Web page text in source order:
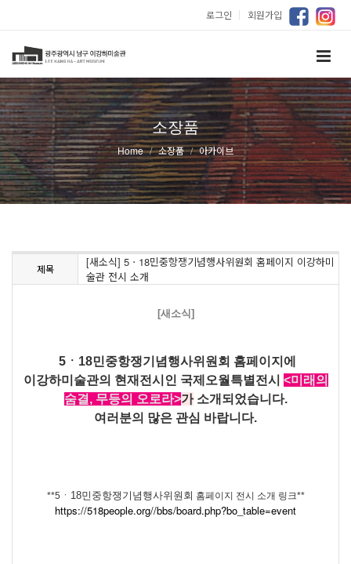
로그인 ｜ 회원가입
소장품
Home 소장품 아카이브
제목
[새소식] 5ㆍ18민중항쟁기념행사위원회 홈페이지 이강하미
술관 전시 소개
[새소식]
5ㆍ18민중항쟁기념행사위원회 홈페이지에
이강하미술관의 현재전시인 국제오월특별전시 <미래의
숨결, 무등의 오로라>가소개되었습니다.
여러분의 많은 관심 바랍니다.
**5 ㆍ18민중항쟁기념행사위원회 홈페이지 전시 소개 링크**
https://518people.org//bbs/board.php?bo_table=event